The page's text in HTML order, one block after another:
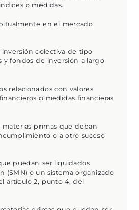
o medidas.
en el mercado
colectiva de tipo
y fondos de inversión a largo
relacionados con valores
o medidas financieras
primas que deban
o a otro suceso
puedan ser liquidados
(SMN) o un sistema organizado
artículo 2, punto 4, del